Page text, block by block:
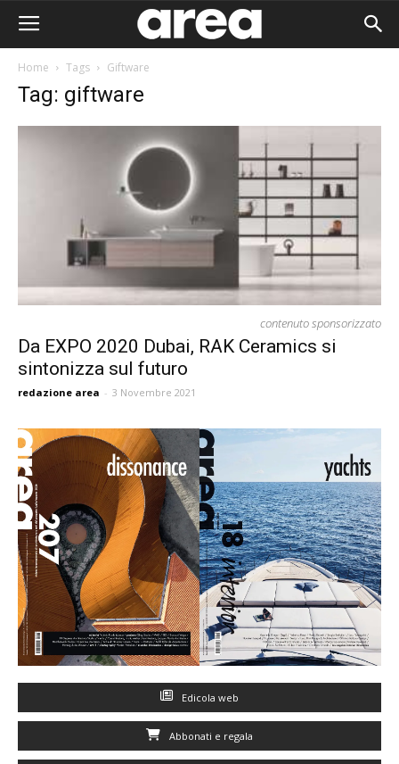
Home Tags Giftware
Tag: giftware
contenuto sponsorizzato
Da EXPO 2020 Dubai, RAK Ceramics si
sintonizza sul futuro
redazione area - 3 Novembre 2021
Edicola web
Abbonati e regala